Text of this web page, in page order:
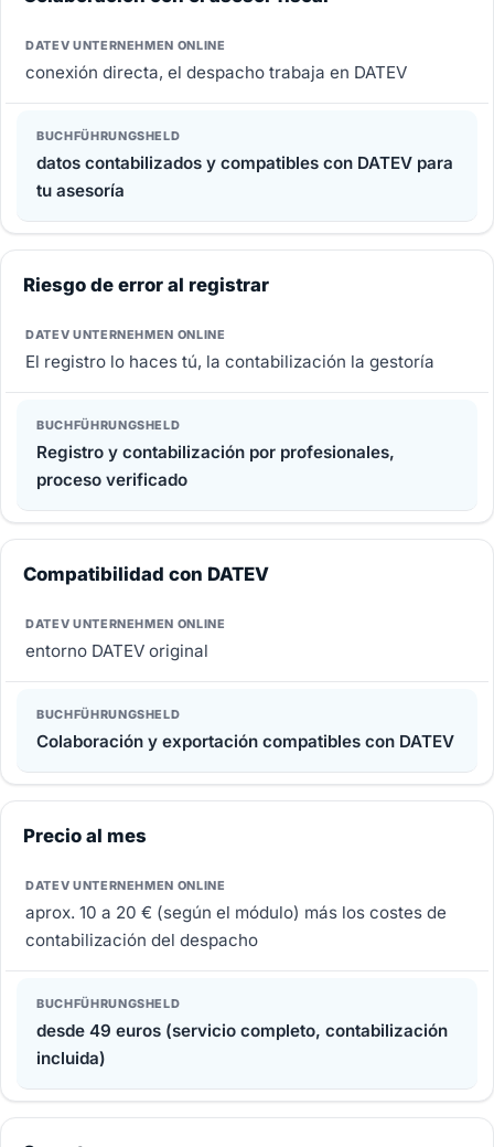
conexión directa, el despacho trabaja en DATEV
datos contabilizados y compatibles con DATEV para
tu asesoría
Riesgo de error al registrar
El registro lo haces tú, la contabilización la gestoría
Registro y contabilización por profesionales,
proceso verificado
Compatibilidad con DATEV
entorno DATEV original
Colaboración y exportación compatibles con DATEV
Precio al mes
aprox. 10 a 20 € (según el módulo) más los costes de
contabilización del despacho
desde 49 euros (servicio completo, contabilización
incluida)